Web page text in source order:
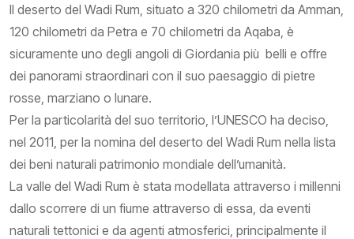
Il deserto del Wadi Rum, situato a 320 chilometri da Amman,
120 chilometri da Petra e 70 chilometri da Aqaba, è
sicuramente uno degli angoli di Giordania più belli e offre
dei panorami straordinari con il suo paesaggio di pietre
rosse, marziano o lunare.
Per la particolarità del suo territorio, l’UNESCO ha deciso,
nel 2011, per la nomina del deserto del Wadi Rum nella lista
dei beni naturali patrimonio mondiale dell’umanità.
La valle del Wadi Rum è stata modellata attraverso i millenni
dallo scorrere di un fiume attraverso di essa, da eventi
naturali tettonici e da agenti atmosferici, principalmente il